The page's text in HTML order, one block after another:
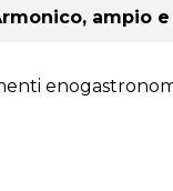
ampio